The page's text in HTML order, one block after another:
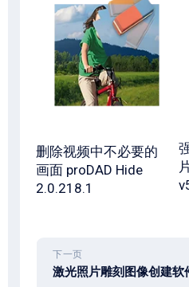
删除视频中不必要的
画面 proDAD Hide
2.0.218.1
下一页